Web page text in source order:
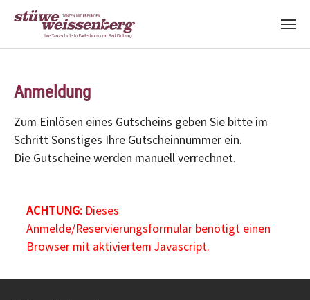
Anmeldung
Zum Einlösen eines Gutscheins geben Sie bitte im
Schritt Sonstiges Ihre Gutscheinnummer ein.
Die Gutscheine werden manuell verrechnet.
ACHTUNG:Dieses
Anmelde/Reservierungsformular benötigt einen
Browser mit aktiviertem Javascript.